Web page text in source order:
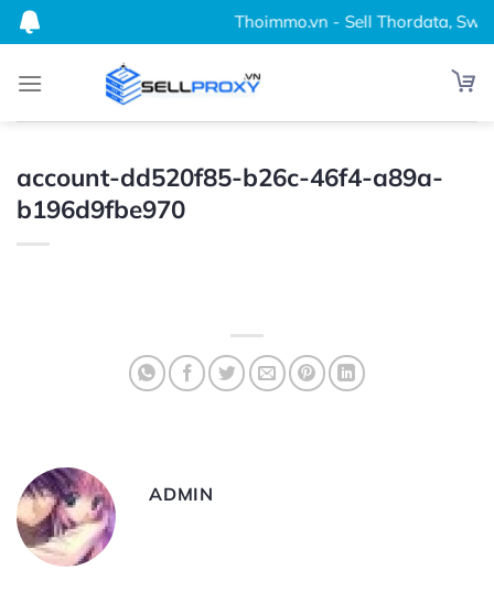
Bỏ
qua
dung
Thoimmo.vn - Sell Thordata,
account-dd520f85-b26c-46f4-a89a-
b196d9fbe970
ADMIN